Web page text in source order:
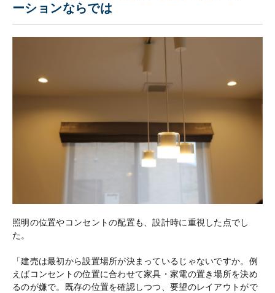
ーションならでは
照明の位置やコンセントの配置も、設計時に重視した点でし
た。
「建売は最初から設置場所が決まっているじゃないですか。例
えばコンセントの位置に合わせて家具・家電の置き場所を決め
るのが嫌で。既存の位置を確認しつつ、要望のレイアウトがで